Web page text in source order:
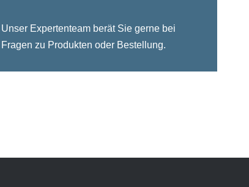
Unser Expertenteam berät Sie gerne bei
Fragen zu Produkten oder Bestellung.